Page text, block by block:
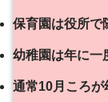
保育園は役所で
幼稚園は年に一
通常10月ころが